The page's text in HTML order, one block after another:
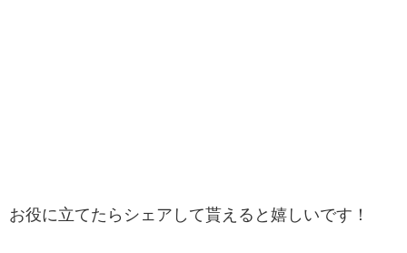
お役に立てたらシェアして貰えると嬉しいです！